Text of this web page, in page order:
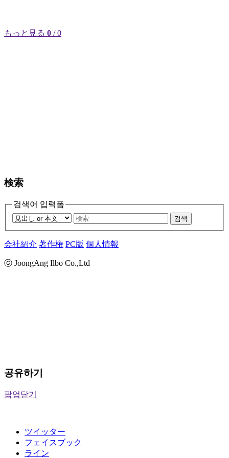
もっと見る 0 / 0
検索
검색어 입력폼
검색
会社紹介 著作権 PC版 個人情報
ⓒ JoongAng Ilbo Co.,Ltd
공유하기
팝업닫기
ツイッター
フェイスブック
ライン